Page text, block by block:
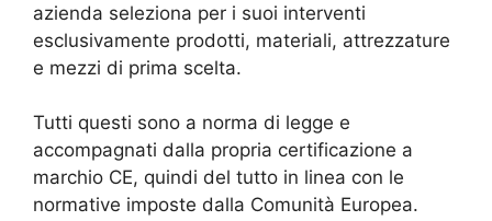
azienda seleziona per i suoi interventi
esclusivamente prodotti, materiali, attrezzature
e mezzi di prima scelta.
Tutti questi sono a norma di legge e
accompagnati dalla propria certificazione a
marchio CE, quindi del tutto in linea con le
normative imposte dalla Comunità Europea.